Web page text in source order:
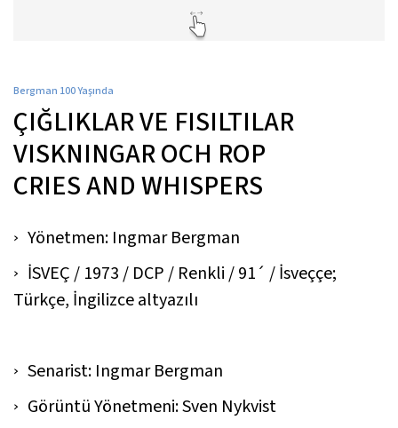
Bergman 100 Yaşında
ÇIĞLIKLAR VE FISILTILAR
VISKNINGAR OCH ROP
CRIES AND WHISPERS
Yönetmen: Ingmar Bergman
İSVEÇ / 1973 / DCP / Renkli / 91´ / İsveççe;
Türkçe, İngilizce altyazılı
Senarist: Ingmar Bergman
Görüntü Yönetmeni: Sven Nykvist